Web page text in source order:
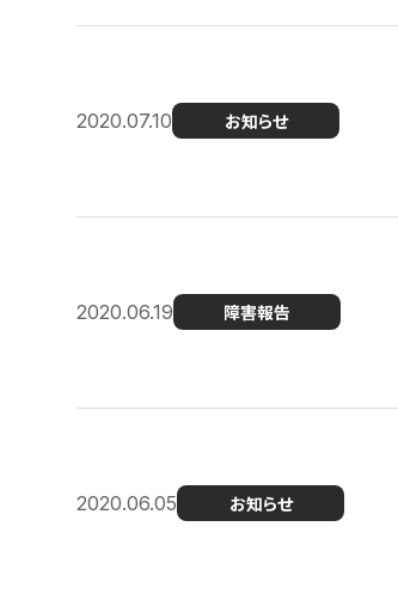
2020.07.10 お知らせ
2020.06.19 障害報告
2020.06.05 お知らせ